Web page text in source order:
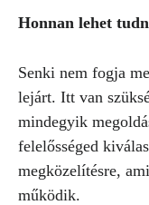
Honnan lehet
Senki nem fogja
lejárt. Itt van
mindegyik
felelősséged
megközelítésre,
működik.